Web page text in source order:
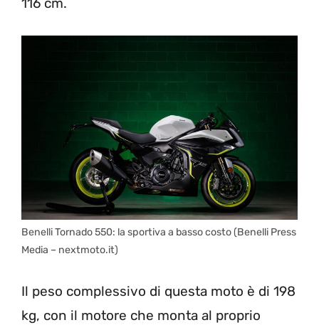
Benelli Tornado 550: la sportiva a basso costo (Benelli Press
Media – nextmoto.it)
Il peso complessivo di questa moto è di 198
kg, con il motore che monta al proprio